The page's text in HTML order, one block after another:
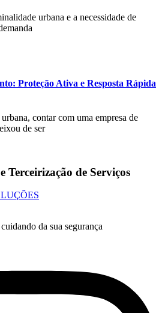
urbana e a necessidade de
Proteção Ativa e Resposta Rápida
contar com uma empresa de
de ser
Terceirização de Serviços
da sua segurança